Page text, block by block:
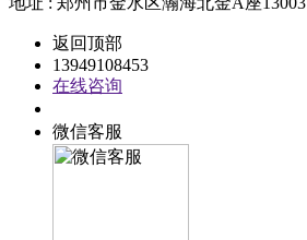
返回顶部
13949108453
在线咨询
微信客服